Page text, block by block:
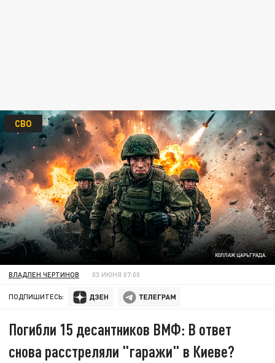
КОЛЛАЖ ЦАРЬГРАДА.
СВО
ВЛАДЛЕН ЧЕРТИНОВ 03 ИЮНЯ 07:00
ПОДПИШИТЕСЬ:
Погибли 15 десантников ВМФ: В ответ
снова расстреляли "гаражи" в Киеве?